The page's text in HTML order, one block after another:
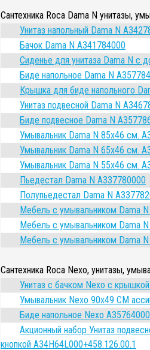
Сантехника Roca Dama N унитазы,
Унитаз напольный Dama N
Бачок Dama N A341784000
Сиденье для унитаза Dama N с
Биде напольное Dama N
Крышка для биде напольного
Унитаз подвесной Dama N
Биде подвесное Dama N
Умывальник Dama N 85х46 см.
Умывальник Dama N 65х46 см.
Умывальник Dama N 55х46 см.
Пьедестал Dama N A337780000
Полупьедестал Dama N
Мебель с умывальником Dama
Мебель с умывальником Dama
Мебель с умывальником Dama
Сантехника Roca Nexo, унитазы,
Унитаз с бачком Nexo с
Умывальник Nexo 90x49 СМ
Биде напольное Nexo
Акционный набор Унитаз
кнопкой A34H64L000+458.126.00.1